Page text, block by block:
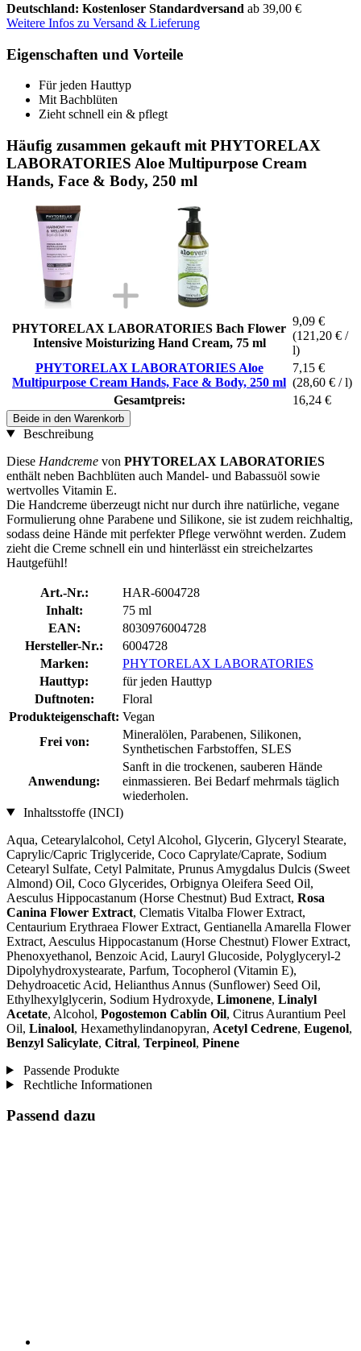
Deutschland: Kostenloser Standardversand ab 39,00 €
Weitere Infos zu Versand & Lieferung
Eigenschaften und Vorteile
Für jeden Hauttyp
Mit Bachblüten
Zieht schnell ein & pflegt
Häufig zusammen gekauft mit PHYTORELAX
LABORATORIES Aloe Multipurpose Cream
Hands, Face & Body, 250 ml
PHYTORELAX LABORATORIES Bach Flower
Intensive Moisturizing Hand Cream, 75 ml
9,09 €
(121,20 € /
l)
PHYTORELAX LABORATORIES Aloe
Multipurpose Cream Hands, Face & Body, 250 ml
7,15 €
(28,60 € / l)
Gesamtpreis:
16,24 €
Beide in den Warenkorb
Beschreibung
Diese Handcreme von PHYTORELAX LABORATORIES
enthält neben Bachblüten auch Mandel- und Babassuöl sowie
wertvolles Vitamin E.
Die Handcreme überzeugt nicht nur durch ihre natürliche, vegane
Formulierung ohne Parabene und Silikone, sie ist zudem reichhaltig,
sodass deine Hände mit perfekter Pflege verwöhnt werden. Zudem
zieht die Creme schnell ein und hinterlässt ein streichelzartes
Hautgefühl!
Art.-Nr.:
HAR-6004728
Inhalt:
75 ml
EAN:
8030976004728
Hersteller-Nr.:
6004728
Marken:
PHYTORELAX LABORATORIES
Hauttyp:
für jeden Hauttyp
Duftnoten:
Floral
Produkteigenschaft: Vegan
Frei von:
Mineralölen, Parabenen, Silikonen,
Synthetischen Farbstoffen, SLES
Anwendung:
Sanft in die trockenen, sauberen Hände
einmassieren. Bei Bedarf mehrmals täglich
wiederholen.
Inhaltsstoffe (INCI)
Aqua, Cetearylalcohol, Cetyl Alcohol, Glycerin, Glyceryl Stearate,
Caprylic/Capric Triglyceride, Coco Caprylate/Caprate, Sodium
Cetearyl Sulfate, Cetyl Palmitate, Prunus Amygdalus Dulcis (Sweet
Almond) Oil, Coco Glycerides, Orbignya Oleifera Seed Oil,
Aesculus Hippocastanum (Horse Chestnut) Bud Extract, Rosa
Canina Flower Extract, Clematis Vitalba Flower Extract,
Centaurium Erythraea Flower Extract, Gentianella Amarella Flower
Extract, Aesculus Hippocastanum (Horse Chestnut) Flower Extract,
Phenoxyethanol, Benzoic Acid, Lauryl Glucoside, Polyglyceryl-2
Dipolyhydroxystearate, Parfum, Tocopherol (Vitamin E),
Dehydroacetic Acid, Helianthus Annus (Sunflower) Seed Oil,
Ethylhexylglycerin, Sodium Hydroxyde, Limonene, Linalyl
Acetate, Alcohol, Pogostemon Cablin Oil, Citrus Aurantium Peel
Oil, Linalool, Hexamethylindanopyran, Acetyl Cedrene, Eugenol,
Benzyl Salicylate, Citral, Terpineol, Pinene
Passende Produkte
Rechtliche Informationen
Passend dazu